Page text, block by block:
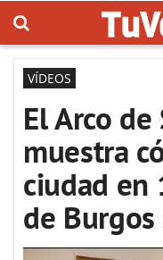
VÍDEOS
El Arco
muestra
ciudad en
de